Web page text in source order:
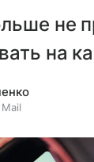
не
на